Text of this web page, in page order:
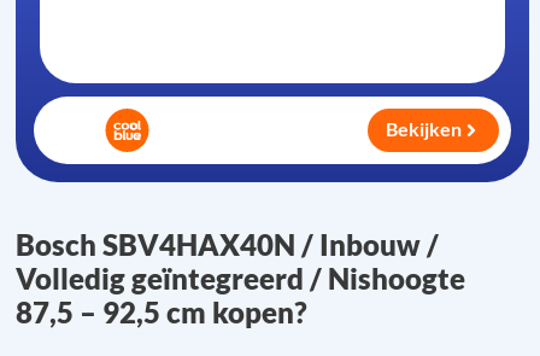
Bosch SBV4HAX40N / Inbouw /
Volledig geïntegreerd / Nishoogte
87,5 – 92,5 cm kopen?
Bekijken